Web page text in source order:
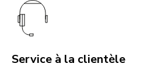
Service à la clientèle